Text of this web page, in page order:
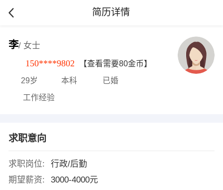
简历详情
李/ 女士
150****9802 【查看需要80金币】
29岁 本科 已婚
工作经验
求职意向
求职岗位:
行政/后勤
期望薪资:
3000-4000元